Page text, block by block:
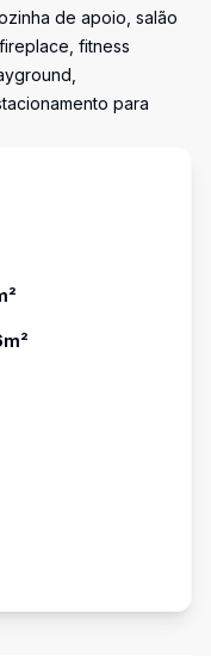
de apoio, salão
fitness
para
m²